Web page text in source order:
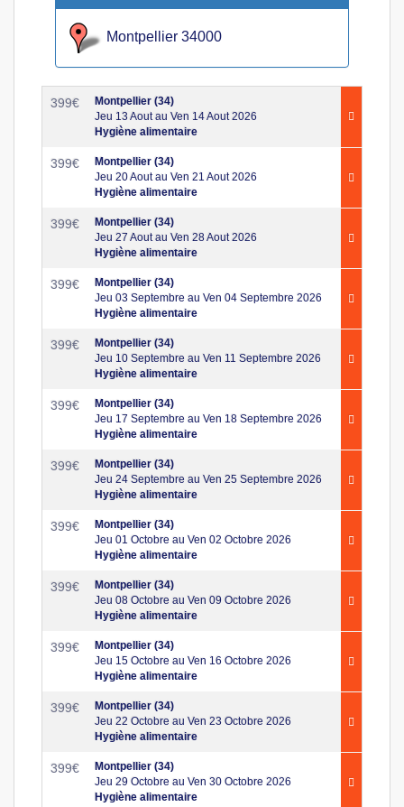
Montpellier 34000
399€
Montpellier (34)
Jeu 13 Aout au Ven 14 Aout 2026
Hygiène alimentaire
399€
Montpellier (34)
Jeu 20 Aout au Ven 21 Aout 2026
Hygiène alimentaire
399€
Montpellier (34)
Jeu 27 Aout au Ven 28 Aout 2026
Hygiène alimentaire
399€
Montpellier (34)
Jeu 03 Septembre au Ven 04 Septembre 2026
Hygiène alimentaire
399€
Montpellier (34)
Jeu 10 Septembre au Ven 11 Septembre 2026
Hygiène alimentaire
399€
Montpellier (34)
Jeu 17 Septembre au Ven 18 Septembre 2026
Hygiène alimentaire
399€
Montpellier (34)
Jeu 24 Septembre au Ven 25 Septembre 2026
Hygiène alimentaire
399€
Montpellier (34)
Jeu 01 Octobre au Ven 02 Octobre 2026
Hygiène alimentaire
399€
Montpellier (34)
Jeu 08 Octobre au Ven 09 Octobre 2026
Hygiène alimentaire
399€
Montpellier (34)
Jeu 15 Octobre au Ven 16 Octobre 2026
Hygiène alimentaire
399€
Montpellier (34)
Jeu 22 Octobre au Ven 23 Octobre 2026
Hygiène alimentaire
399€
Montpellier (34)
Jeu 29 Octobre au Ven 30 Octobre 2026
Hygiène alimentaire